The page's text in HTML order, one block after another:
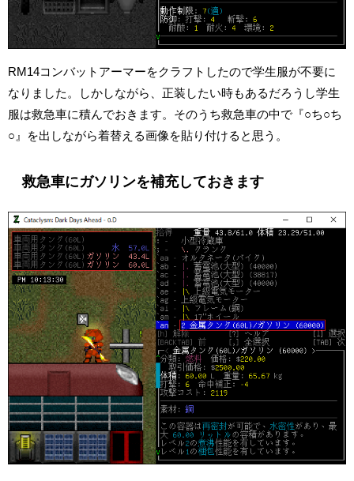
RM14コンバットアーマーをクラフトしたので学生服が不要に
なりました。しかしながら、正装したい時もあるだろうし学生
服は救急車に積んでおきます。そのうち救急車の中で『○ち○ち
○』を出しながら着替える画像を貼り付けると思う。
救急車にガソリンを補充しておきます